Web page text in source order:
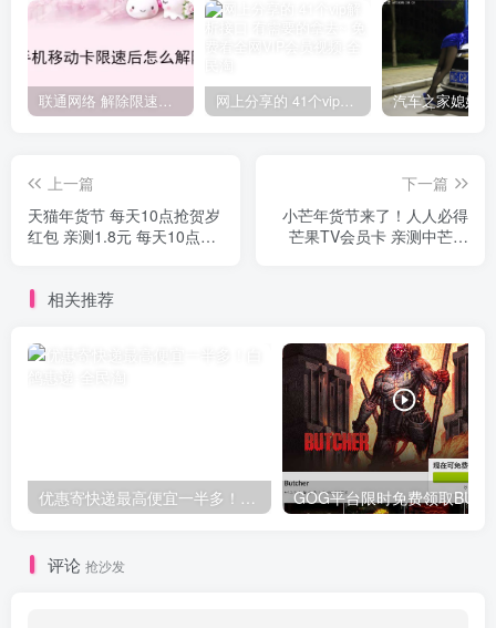
联通网络 解除限速方法参考！畅享、畅玩、老白干等及其它地区自测了 网上分享的 41个vip解析接口 有需要的拿去~ 免费看全网VIP会员视频
上一篇
天猫年货节 每天10点抢贺岁
红包 亲测1.8元 每天10点记
下一篇
小芒年货节来了！人人必得
芒果TV会员卡 亲测中芒果
相关推荐
优惠寄快递最高便宜一半多！白鸽惠递
评论 抢沙发